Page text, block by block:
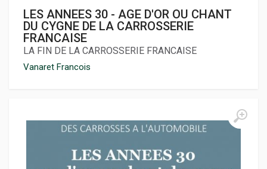
LES ANNEES 30 - AGE D'OR OU CHANT
DU CYGNE DE LA CARROSSERIE
FRANCAISE
LA FIN DE LA CARROSSERIE FRANCAISE
Vanaret Francois